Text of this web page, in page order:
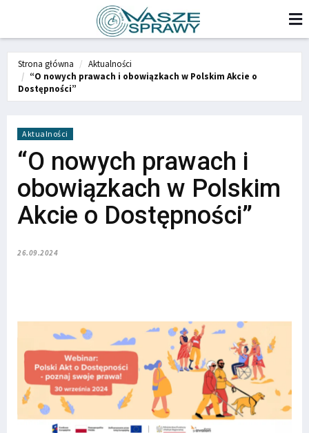
Strona główna
Aktualności
“O nowych prawach i obowiązkach w Polskim Akcie o
Dostępności”
Aktualności
“O nowych prawach i
obowiązkach w Polskim
Akcie o Dostępności”
26.09.2024